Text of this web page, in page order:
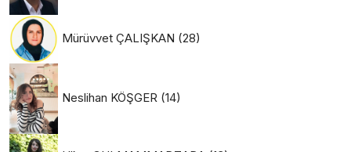
Mürüvvet ÇALIŞKAN (28)
Neslihan KÖŞGER (14)